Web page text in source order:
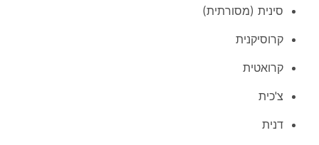
סינית (מסורתית)
קרוסיקנית
קרואטית
צ'כית
דנית